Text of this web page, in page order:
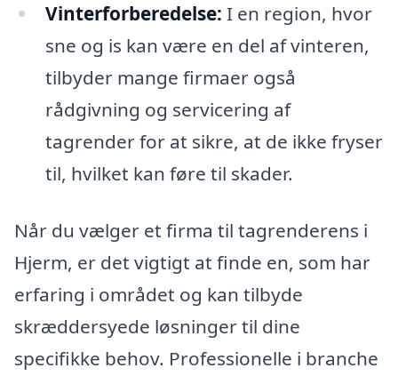
Vinterforberedelse: I en region, hvor
sne og is kan være en del af vinteren,
tilbyder mange firmaer også
rådgivning og servicering af
tagrender for at sikre, at de ikke fryser
til, hvilket kan føre til skader.
Når du vælger et firma til tagrenderens i
Hjerm, er det vigtigt at finde en, som har
erfaring i området og kan tilbyde
skræddersyede løsninger til dine
specifikke behov. Professionelle i branche